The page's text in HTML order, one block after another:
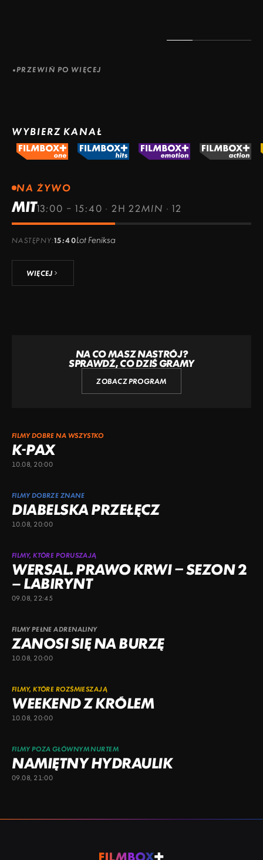
PRZEWIŃ PO WIĘCEJ
WYBIERZ KANAŁ
NA ŻYWO
MIT13:00 – 15:40 ·2H 22MIN ·12
NASTĘPNY:15:40Lot Feniksa
WIĘCEJ
NA CO MASZ NASTRÓJ?
SPRAWDŹ, CO DZIŚ GRAMY
ZOBACZ PROGRAM
FILMY DOBRE NA WSZYSTKO
K-PAX
10.08, 20:00
FILMY DOBRZE ZNANE
DIABELSKA PRZEŁĘCZ
10.08, 20:00
FILMY, KTÓRE PORUSZAJĄ
WERSAL. PRAWO KRWI – SEZON 2
– LABIRYNT
09.08, 22:45
FILMY PEŁNE ADRENALINY
ZANOSI SIĘ NA BURZĘ
10.08, 20:00
FILMY, KTÓRE ROZŚMIESZAJĄ
WEEKEND Z KRÓLEM
10.08, 20:00
FILMY POZA GŁÓWNYM NURTEM
NAMIĘTNY HYDRAULIK
09.08, 21:00